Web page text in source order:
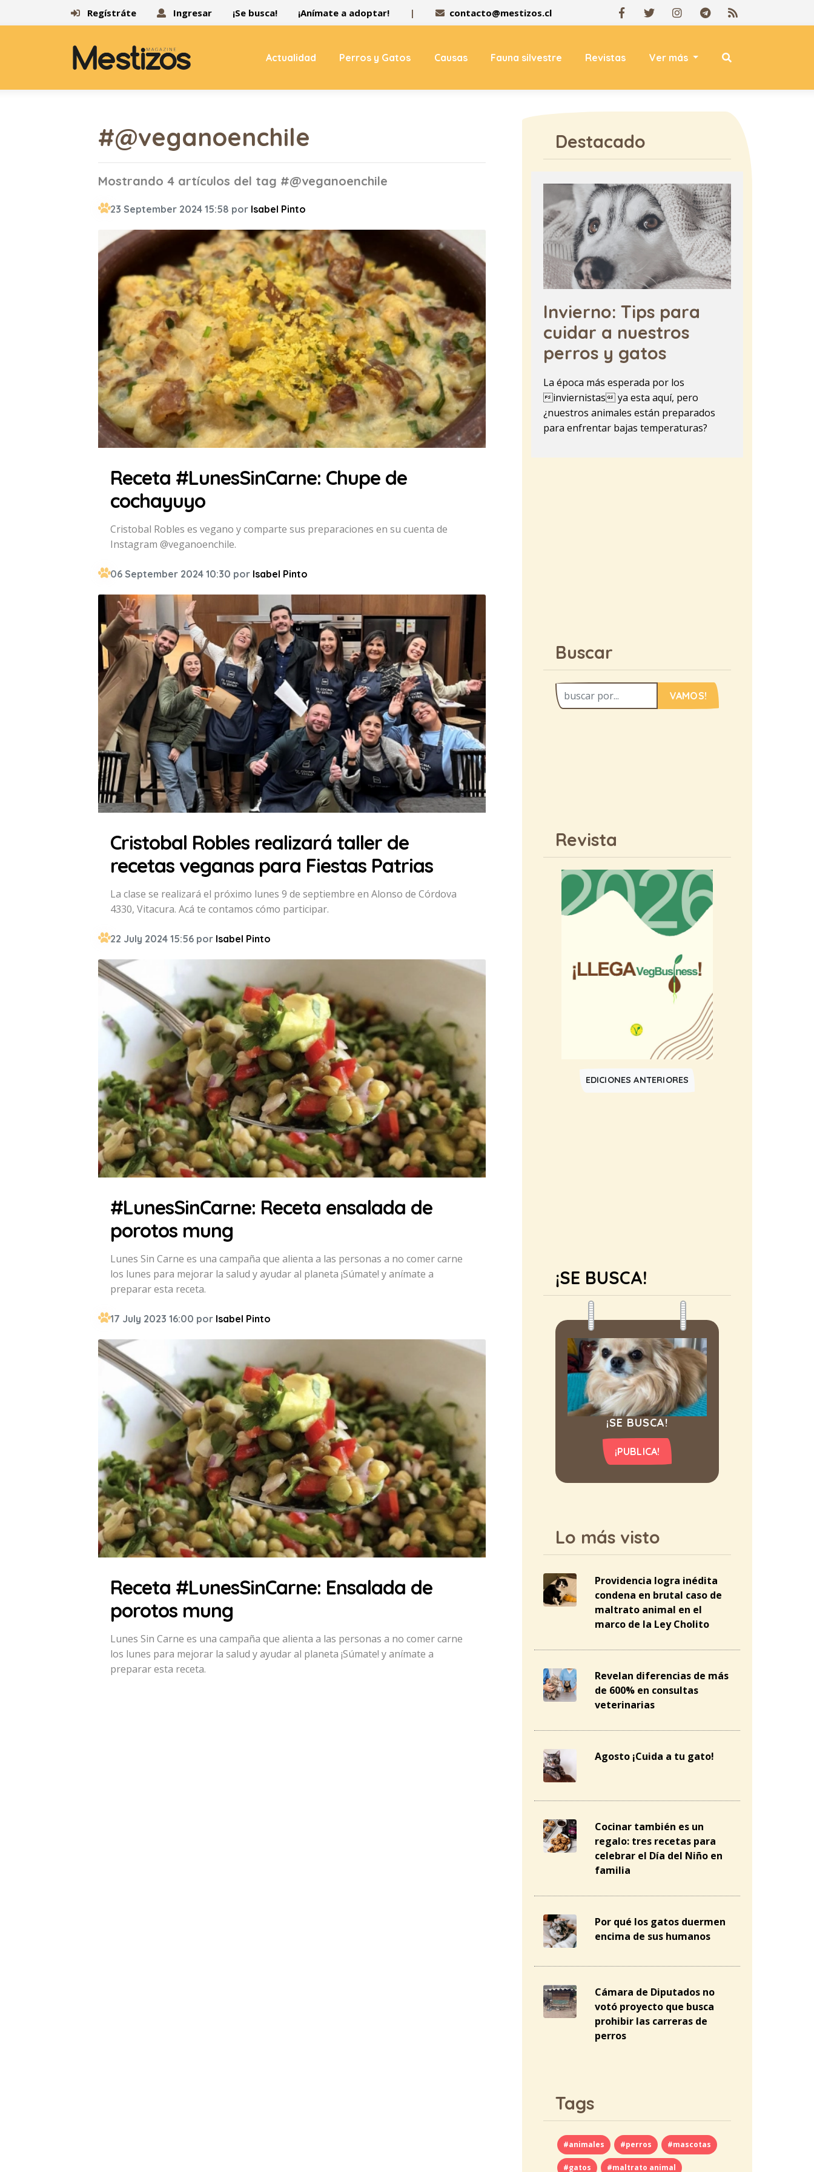
Regístráte Ingresar ¡Se busca! ¡Anímate a adoptar! | contacto@mestizos.cl
Actualidad Perros y Gatos Causas Fauna silvestre Revistas Ver más
#@veganoenchile
Mostrando 4 artículos del tag #@veganoenchile
23 September 2024 15:58 por Isabel Pinto
Receta #LunesSinCarne: Chupe de
cochayuyo
Cristobal Robles es vegano y comparte sus preparaciones en su cuenta de
Instagram @veganoenchile.
06 September 2024 10:30 por Isabel Pinto
Cristobal Robles realizará taller de
recetas veganas para Fiestas Patrias
La clase se realizará el próximo lunes 9 de septiembre en Alonso de Córdova
4330, Vitacura. Acá te contamos cómo participar.
22 July 2024 15:56 por Isabel Pinto
#LunesSinCarne: Receta ensalada de
porotos mung
Lunes Sin Carne es una campaña que alienta a las personas a no comer carne
los lunes para mejorar la salud y ayudar al planeta ¡Súmate! y anímate a
preparar esta receta.
17 July 2023 16:00 por Isabel Pinto
Receta #LunesSinCarne: Ensalada de
porotos mung
Lunes Sin Carne es una campaña que alienta a las personas a no comer carne
los lunes para mejorar la salud y ayudar al planeta ¡Súmate! y anímate a
preparar esta receta.
Destacado
Invierno: Tips para
cuidar a nuestros
perros y gatos
La época más esperada por los
inviernistas ya esta aquí, pero
¿nuestros animales están preparados
para enfrentar bajas temperaturas?
Buscar
VAMOS!
Revista
EDICIONES ANTERIORES
¡SE BUSCA!
¡SE BUSCA!
¡PUBLICA!
Lo más visto
Providencia logra inédita
condena en brutal caso de
maltrato animal en el
marco de la Ley Cholito
Revelan diferencias de más
de 600% en consultas
veterinarias
Agosto ¡Cuida a tu gato!
Cocinar también es un
regalo: tres recetas para
celebrar el Día del Niño en
familia
Por qué los gatos duermen
encima de sus humanos
Cámara de Diputados no
votó proyecto que busca
prohibir las carreras de
perros
Tags
#animales #perros #mascotas
#gatos #maltrato animal